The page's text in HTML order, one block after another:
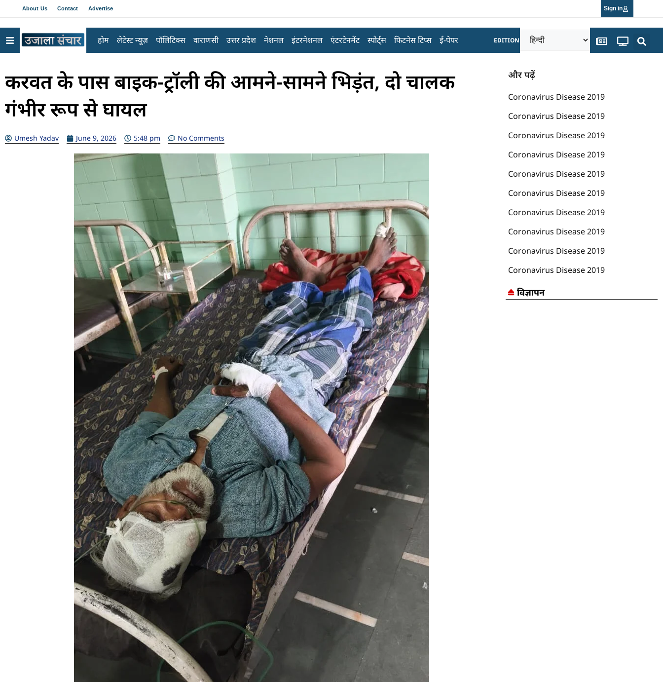
About Us Contact Advertise Sign in
होम लेटेस्ट न्यूज़ पॉलिटिक्स वाराणसी उत्तर प्रदेश नेशनल इंटरनेशनल एंटरटेनमेंट स्पोर्ट्स फिटनेस टिप्स ई-पेपर EDITION
करवत के पास बाइक-ट्रॉली की आमने-सामने भिड़ंत, दो चालक
गंभीर रूप से घायल
Umesh Yadav June 9, 2026 5:48 pm No Comments
और पढ़ें
Coronavirus Disease 2019
Coronavirus Disease 2019
Coronavirus Disease 2019
Coronavirus Disease 2019
Coronavirus Disease 2019
Coronavirus Disease 2019
Coronavirus Disease 2019
Coronavirus Disease 2019
Coronavirus Disease 2019
Coronavirus Disease 2019
विज्ञापन